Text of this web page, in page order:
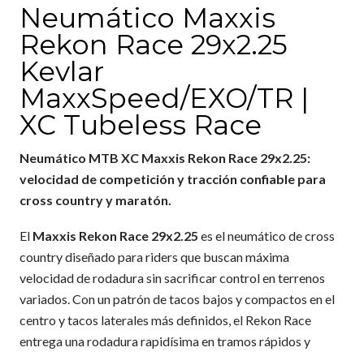
Neumático Maxxis
Rekon Race 29x2.25
Kevlar
MaxxSpeed/EXO/TR |
XC Tubeless Race
Neumático MTB XC Maxxis Rekon Race 29x2.25:
velocidad de competición y tracción confiable para
cross country y maratón.
El Maxxis Rekon Race 29x2.25 es el neumático de cross
country diseñado para riders que buscan máxima
velocidad de rodadura sin sacrificar control en terrenos
variados. Con un patrón de tacos bajos y compactos en el
centro y tacos laterales más definidos, el Rekon Race
entrega una rodadura rapidísima en tramos rápidos y